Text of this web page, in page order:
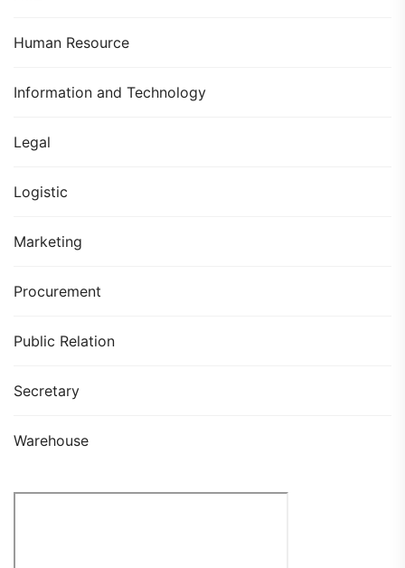
Human Resource
Information and Technology
Legal
Logistic
Marketing
Procurement
Public Relation
Secretary
Warehouse